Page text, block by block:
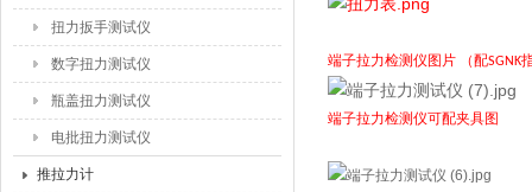
扭力扳手测试仪
数字扭力测试仪
瓶盖扭力测试仪
电批扭力测试仪
推拉力计
端子拉力检测仪 图片 （配SGNK
端子拉力检测仪可配夹具图